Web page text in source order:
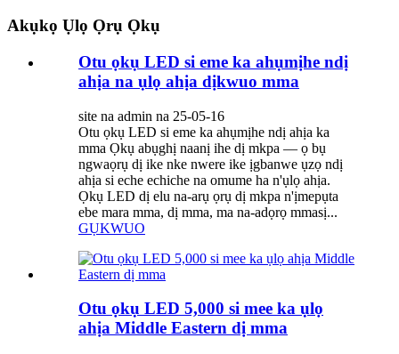
Akụkọ Ụlọ Ọrụ Ọkụ
Otu ọkụ LED si eme ka ahụmịhe ndị
ahịa na ụlọ ahịa dịkwuo mma
site na admin na 25-05-16
Otu ọkụ LED si eme ka ahụmịhe ndị ahịa ka
mma Ọkụ abụghị naanị ihe dị mkpa — ọ bụ
ngwaọrụ dị ike nke nwere ike ịgbanwe ụzọ ndị
ahịa si eche echiche na omume ha n'ụlọ ahịa.
Ọkụ LED dị elu na-arụ ọrụ dị mkpa n'ịmepụta
ebe mara mma, dị mma, ma na-adọrọ mmasị...
GỤKWUO
Otu ọkụ LED 5,000 si mee ka ụlọ
ahịa Middle Eastern dị mma